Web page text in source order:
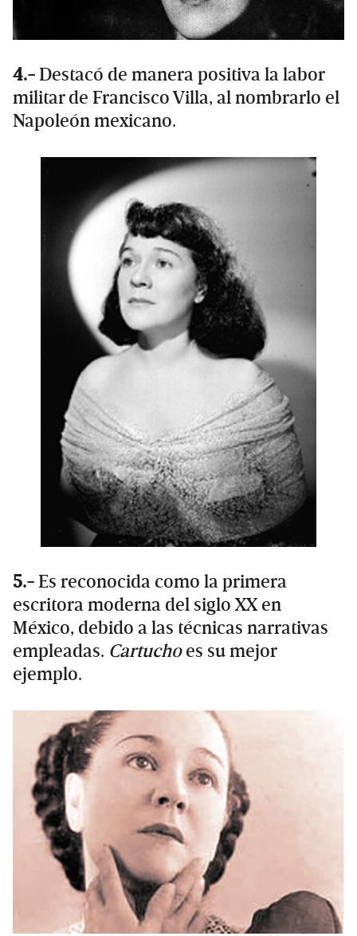
4.- Destacó de manera positiva la labor
militar de Francisco Villa, al nombrarlo el
Napoleón mexicano.
5.- Es reconocida como la primera
escritora moderna del siglo XX en
México, debido a las técnicas narrativas
empleadas. Cartuchoes su mejor
ejemplo.